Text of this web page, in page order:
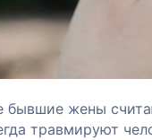
бывшие жены
травмируют